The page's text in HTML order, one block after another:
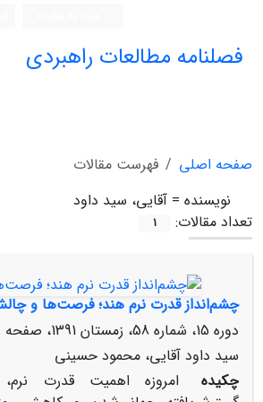
فصلنامه مطالعات راهبردی
صفحه اصلی
فهرست مقالات
نویسنده = آقایی، سید داود
تعداد مقالات:
1
چشم‌انداز قدرت نرم هند؛ فرصت‌ها و
دوره 15، شماره 58، زمستان 1391، صفحه
سید داود آقایی، محمود حسینی
چکیده
امروزه اهمیت قدرت